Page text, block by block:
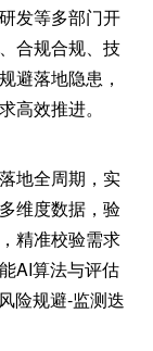
发等多部门开
合规合规、技
避落地隐患，
高效推进。
地全周期，实
维度数据，验
精准校验需求
AI算法与评估
险规避-监测迭